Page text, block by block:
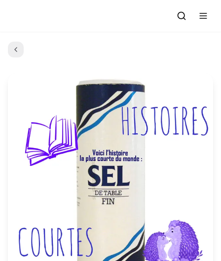
Grille des Programmes
C'était quoi ce morceau?
L'Association
L'équipe et les bénévoles
Nous rejoindre : Participer
Les Ateliers Radio
Les créations des Ateliers
Nous Soutenir / Adhérer
J'adhère
Nous Contacter